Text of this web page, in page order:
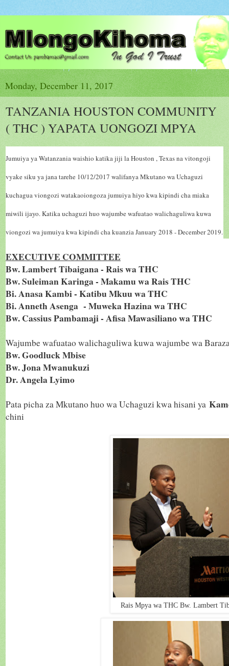
Monday, December 11, 2017
TANZANIA HOUSTON COMMUNITY
( THC ) YAPATA UONGOZI MPYA
Jumuiya ya Watanzania waishio katika jiji la Houston , Texas na vitongoji
vyake siku ya jana tarehe 10/12/2017 walifanya Mkutano wa Uchaguzi
kuchagua viongozi watakaoiongoza jumuiya hiyo kwa kipindi cha miaka
miwili ijayo. Katika uchaguzi huo wajumbe wafuatao walichaguliwa kuwa
viongozi wa jumuiya kwa kipindi cha kuanzia January 2018 - December 2019.
EXECUTIVE COMMITTEE
Bw. Lambert Tibaigana - Rais wa THC
Bw. Suleiman Karinga - Makamu wa Rais THC
Bi. Anasa Kambi - Katibu Mkuu wa THC
Bi. Anneth Asenga - Muweka Hazina wa THC
Bw. Cassius Pambamaji - Afisa Mawasiliano wa THC
Wajumbe wafuatao walichaguliwa kuwa wajumbe wa
Bw. Goodluck Mbise
Bw. Jona Mwanukuzi
Dr. Angela Lyimo
Pata picha za Mkutano huo wa Uchaguzi kwa hisani ya
chini
Rais Mpya wa THC Bw. Lambert